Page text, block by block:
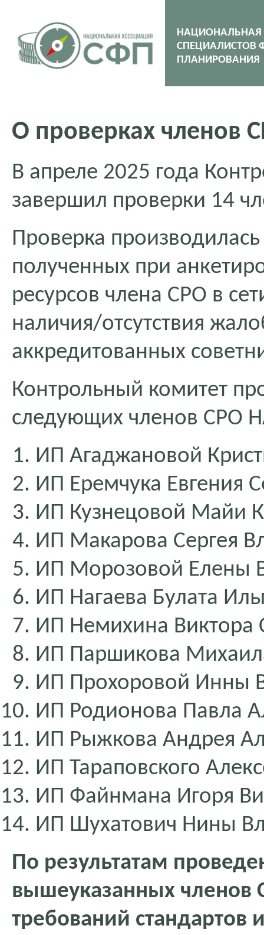
НАЦИОНАЛЬНАЯ
СПЕЦИАЛИСТОВ
ПЛАНИРОВАНИЯ
О проверках членов
В апреле 2025 года
завершил проверки 14
Проверка
полученных при
ресурсов члена СРО в
наличия/отсутствия
аккредитованных
Контрольный комитет
следующих членов СРО
ИП Агаджановой
ИП Еремчука Евгения
ИП Кузнецовой Майи
ИП Макарова Сергея
ИП Морозовой Елены
ИП Нагаева Булата
ИП Немихина Виктора
ИП Паршикова
ИП Прохоровой Инны
ИП Родионова Павла
ИП Рыжкова Андрея
ИП Тараповского
ИП Файнмана Игоря
ИП Шухатович Нины
По результатам
вышеуказанных членов
требований стандартов